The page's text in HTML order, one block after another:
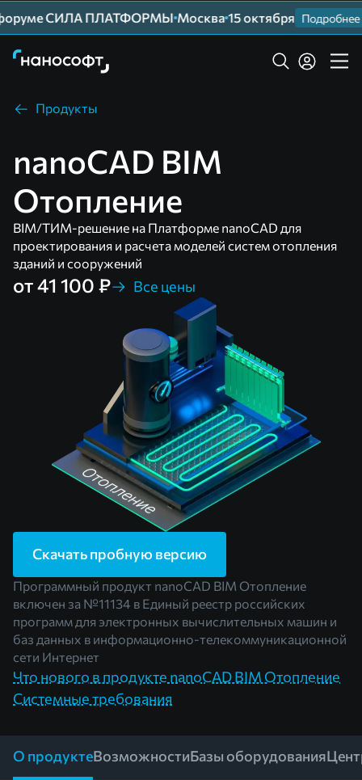
СИЛА ПЛАТФОРМЫ Москва 15 октября Подробнее
Продукты
nanoCAD BIM
Отопление
BIM/ТИМ-решение на Платформе nanoCAD для
проектирования и расчета моделей систем отопления
зданий и сооружений
от 41 100 ₽ Все цены
Скачать пробную версию
Программный продукт nanoCAD BIM Отопление
включен за №11134 в Единый реестр российских
программ для электронных вычислительных машин и
баз данных в информационно-телекоммуникационной
сети Интернет
Что нового в продукте nanoCAD BIM Отопление
Системные требования
О продуктеВозможностиБазы оборудования